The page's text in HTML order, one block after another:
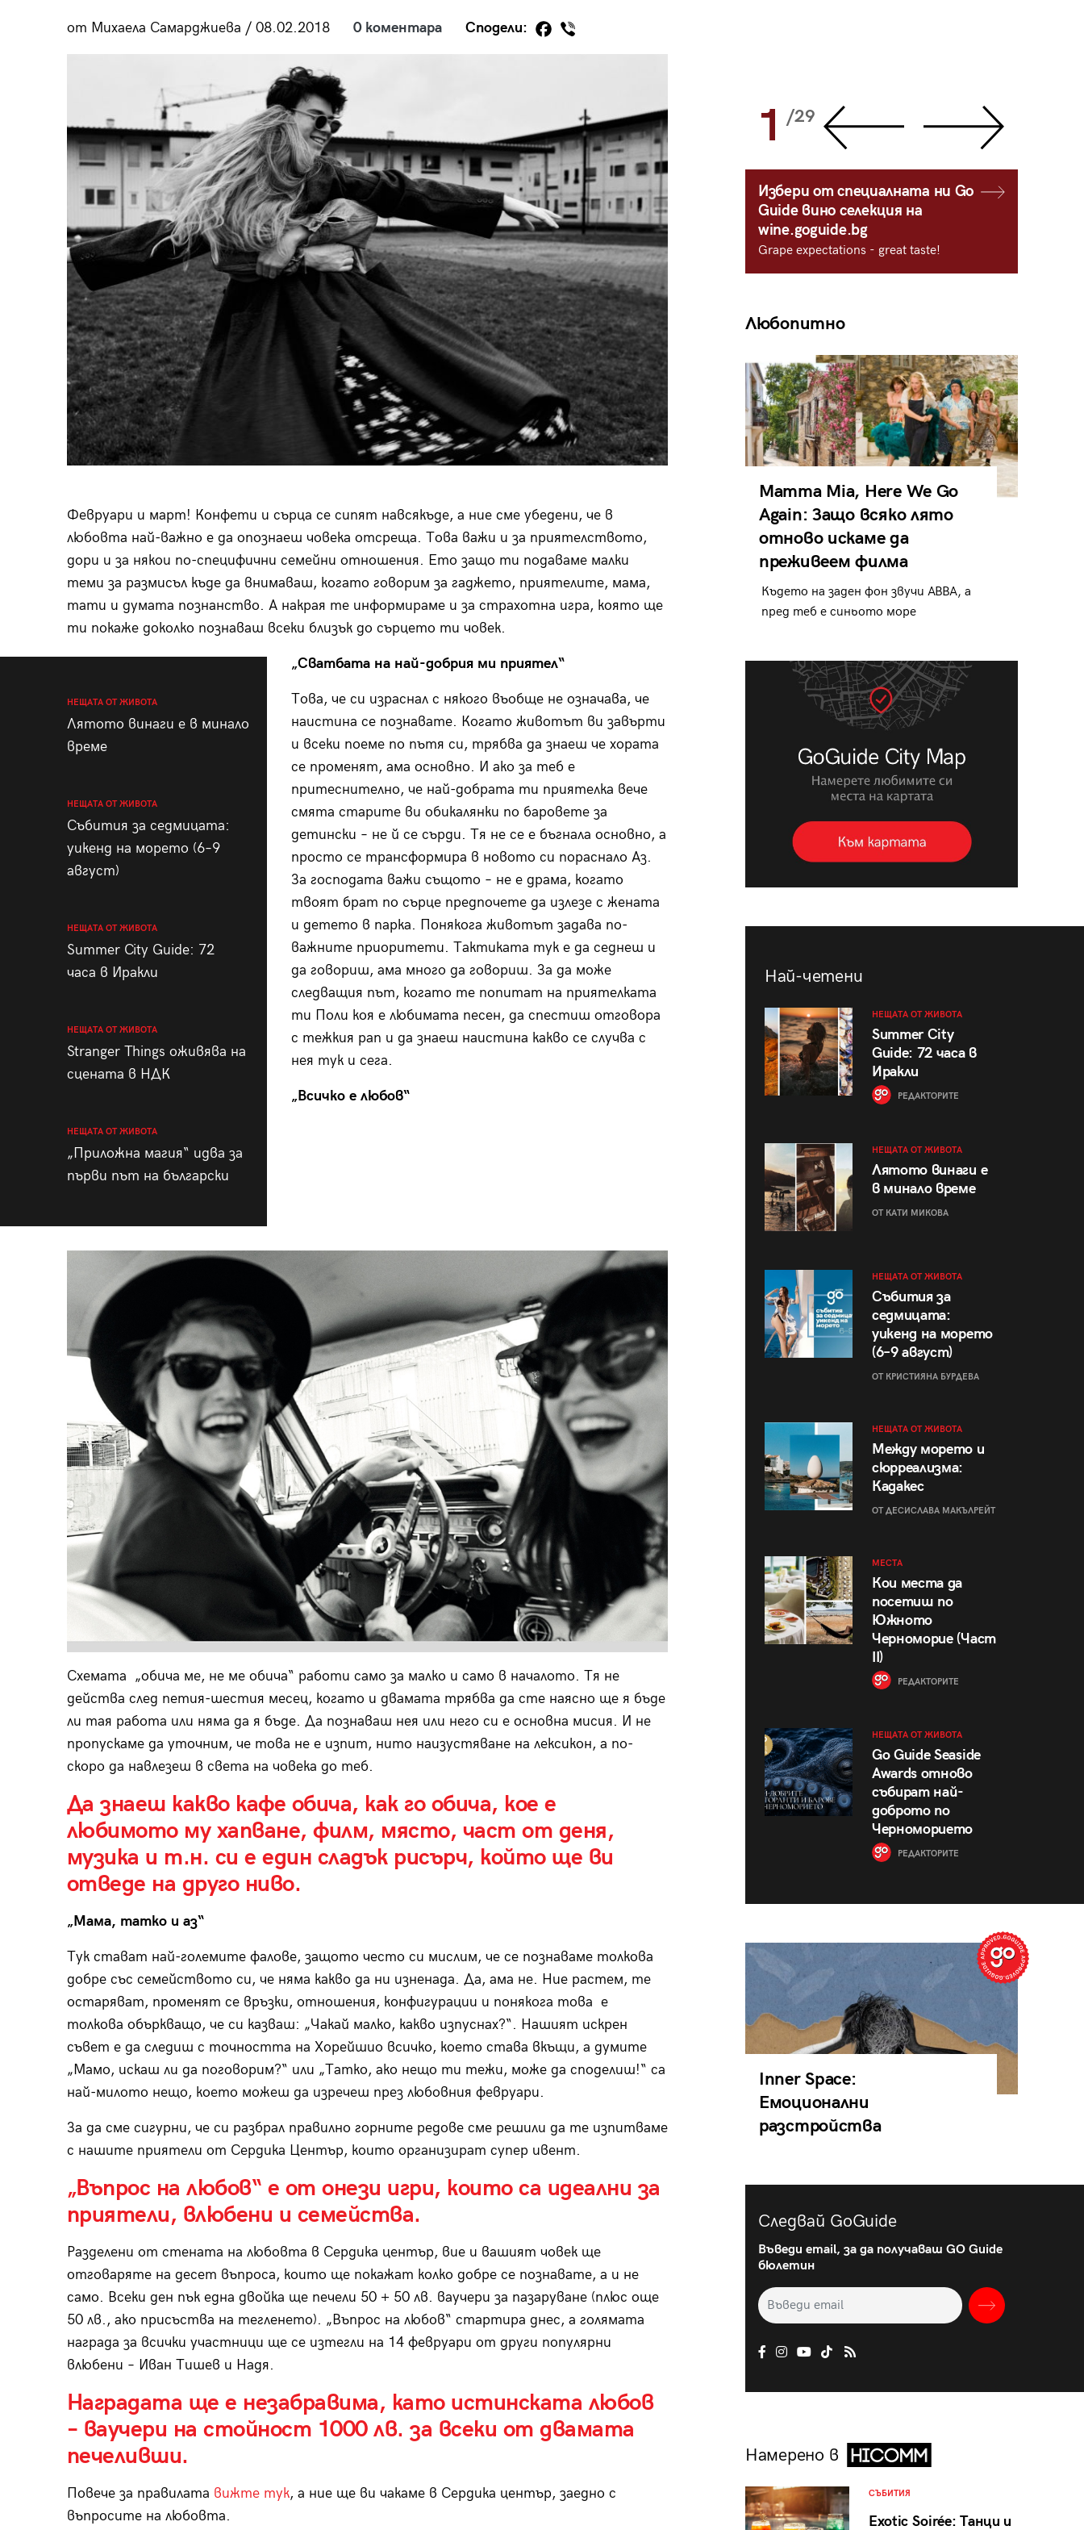
от Михаела Самарджиева / 08.02.2018 0 коментара Сподели:
Февруари и март! Конфети и сърца се сипят навсякъде, а ние сме убедени, че в
любовта най-важно е да опознаеш човека отсреща. Това важи и за приятелството,
дори и за някои по-специфични семейни отношения. Ето защо ти подаваме малки
теми за размисъл къде да внимаваш, когато говорим за гаджето, приятелите, мама,
тати и думата познанство. А накрая те информираме и за страхотна игра, която ще
ти покаже доколко познаваш всеки близък до сърцето ти човек.
НЕЩАТА ОТ ЖИВОТА
Лятото винаги е в минало
време
НЕЩАТА ОТ ЖИВОТА
Събития за седмицата:
уикенд на морето (6–9
август)
НЕЩАТА ОТ ЖИВОТА
Summer City Guide: 72
часа в Иракли
НЕЩАТА ОТ ЖИВОТА
Stranger Things оживява на
сцената в НДК
НЕЩАТА ОТ ЖИВОТА
„Приложна магия“ идва за
първи път на български
„Сватбата на най-добрия ми приятел“
Това, че си израснал с някого въобще не означава, че
наистина се познавате. Когато животът ви завърти
и всеки поеме по пътя си, трябва да знаеш че хората
се променят, ама основно. И ако за теб е
притеснително, че най-добрата ти приятелка вече
смята старите ви обикалянки по баровете за
детински – не й се сърди. Тя не се е бъгнала основно, а
просто се трансформира в новото си пораснало Аз.
За господата важи същото – не е драма, когато
твоят брат по сърце предпочете да излезе с жената
и детето в парка. Понякога животът задава по-
важните приоритети. Тактиката тук е да седнеш и
да говориш, ама много да говориш. За да може
следващия път, когато те попитат на приятелката
ти Поли коя е любимата песен, да спестиш отговора
с тежкия рап и да знаеш наистина какво се случва с
нея тук и сега.
„Всичко е любов“
Схемата „обича ме, не ме обича“ работи само за малко и само в началото. Тя не
действа след петия-шестия месец, когато и двамата трябва да сте наясно ще я бъде
ли тая работа или няма да я бъде. Да познаваш нея или него си е основна мисия. И не
пропускаме да уточним, че това не е изпит, нито наизустяване на лексикон, а по-
скоро да навлезеш в света на човека до теб.
Да знаеш какво кафе обича, как го обича, кое е
любимото му хапване, филм, място, част от деня,
музика и т.н. си е един сладък рисърч, който ще ви
отведе на друго ниво.
„Мама, татко и аз“
Тук стават най-големите фалове, защото често си мислим, че се познаваме толкова
добре със семейството си, че няма какво да ни изненада. Да, ама не. Ние растем, те
остаряват, променят се връзки, отношения, конфигурации и понякога това е
толкова объркващо, че си казваш: „Чакай малко, какво изпуснах?“. Нашият искрен
съвет е да следиш с точността на Хорейшио всичко, което става вкъщи, а думите
„Мамо, искаш ли да поговорим?“ или „Татко, ако нещо ти тежи, може да споделиш!“ са
най-милото нещо, което можеш да изречеш през любовния февруари.
За да сме сигурни, че си разбрал правилно горните редове сме решили да те изпитваме
с нашите приятели от Сердика Център, които организират супер ивент.
„Въпрос на любов“ е от онези игри, които са идеални за
приятели, влюбени и семейства.
Разделени от стената на любовта в Сердика център, вие и вашият човек ще
отговаряте на десет въпроса, които ще покажат колко добре се познавате, а и не
само. Всеки ден пък една двойка ще печели 50 + 50 лв. ваучери за пазаруване (плюс още
50 лв., ако присъства на тегленето). „Въпрос на любов“ стартира днес, а голямата
награда за всички участници ще се изтегли на 14 февруари от други популярни
влюбени – Иван Тишев и Надя.
Наградата ще е незабравима, като истинската любов
– ваучери на стойност 1000 лв. за всеки от двамата
печеливши.
Повече за правилата вижте тук, а ние ще ви чакаме в Сердика център, заедно с
въпросите на любовта.
28/29 29 1 /29
Избери от специалната ни Go
Guide вино селекция на
wine.goguide.bg
Grape expectations - great taste!
Любопитно
Mamma Mia, Here We Go
Again: Защо всяко лято
отново искаме да
преживеем филма
Където на заден фон звучи ABBA, а
пред теб е синьото море
Най-четени
НЕЩАТА ОТ ЖИВОТА
Summer City
Guide: 72 часа в
Иракли
РЕДАКТОРИТЕ
НЕЩАТА ОТ ЖИВОТА
Лятото винаги е
в минало време
ОТ КАТИ МИКОВА
НЕЩАТА ОТ ЖИВОТА
Събития за
седмицата:
уикенд на морето
(6–9 август)
ОТ КРИСТИЯНА БУРДЕВА
НЕЩАТА ОТ ЖИВОТА
Между морето и
сюрреализма:
Кадакес
ОТ ДЕСИСЛАВА МАКЪЛРЕЙТ
МЕСТА
Кои места да
посетиш по
Южното
Черноморие (Част
II)
РЕДАКТОРИТЕ
НЕЩАТА ОТ ЖИВОТА
Go Guide Seaside
Awards отново
събират най-
доброто по
Черноморието
РЕДАКТОРИТЕ
Inner Space:
Емоционални
разстройства
Следвай GoGuide
Въведи email, за да получаваш GO Guide
бюлетин
Намерено в
СЪБИТИЯ
Exotic Soirée: Танци и